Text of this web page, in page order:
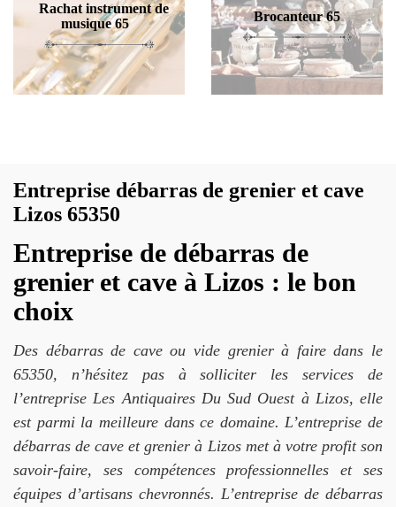
Rachat instrument de
musique 65
Brocanteur 65
Entreprise débarras de grenier et cave
Lizos 65350
Entreprise de débarras de
grenier et cave à Lizos : le bon
choix
Des débarras de cave ou vide grenier à faire dans le
65350, n’hésitez pas à solliciter les services de
l’entreprise Les Antiquaires Du Sud Ouest à Lizos, elle
est parmi la meilleure dans ce domaine. L’entreprise de
débarras de cave et grenier à Lizos met à votre profit son
savoir-faire, ses compétences professionnelles et ses
équipes d’artisans chevronnés. L’entreprise de débarras